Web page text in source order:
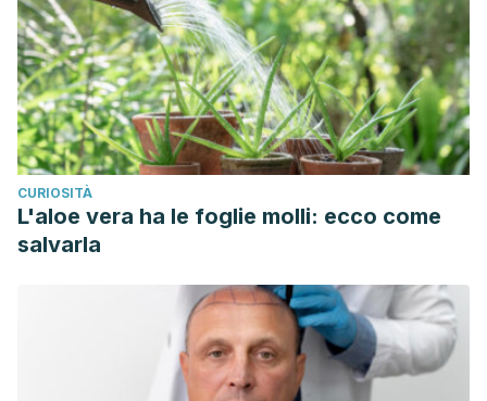
CURIOSITÀ
L'aloe vera ha le foglie molli: ecco come
salvarla